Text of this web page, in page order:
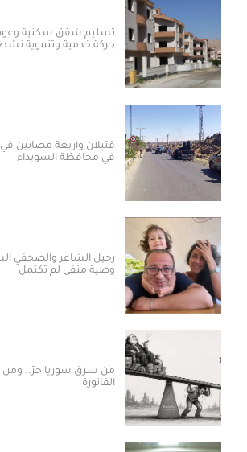
تسليم شقق سكنية وعودة خدمات
حركة خدمية وتنموية نشطة بريف
قتيلان وأربعة مصابين في اشتباكات
في محافظة السويداء
رحيل الشاعر والصحفي السوري تمّام
وصية منفى لم تكتمل
من سرق سوريا حرّ.. ومن لم يسرقها
الفاتورة